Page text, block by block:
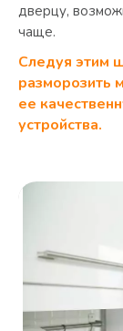
дверцу,
чаще.
Следуя этим
разморозить
ее
устройства.